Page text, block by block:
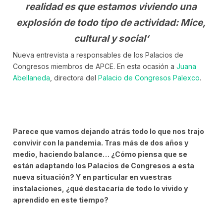
realidad es que estamos viviendo una
explosión de todo tipo de actividad: Mice,
cultural y social‘
Nueva entrevista a responsables de los Palacios de
Congresos miembros de APCE. En esta ocasión a Juana
Abellaneda , directora del Palacio de Congresos Palexco.
Parece que vamos dejando atrás todo lo que nos trajo
convivir con la pandemia. Tras más de dos años y
medio, haciendo balance… ¿Cómo piensa que se
están adaptando los Palacios de Congresos a esta
nueva situación? Y en particular en vuestras
instalaciones, ¿qué destacaría de todo lo vivido y
aprendido en este tiempo?